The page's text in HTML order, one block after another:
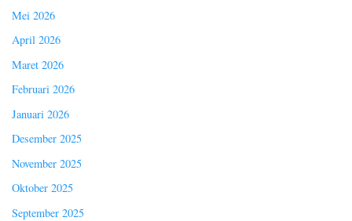
Mei 2026
April 2026
Maret 2026
Februari 2026
Januari 2026
Desember 2025
November 2025
Oktober 2025
September 2025